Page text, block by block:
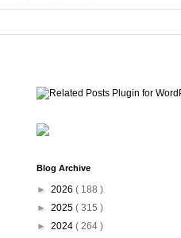
Blog Archive
► 2026 ( 188 )
► 2025 ( 315 )
► 2024 ( 264 )